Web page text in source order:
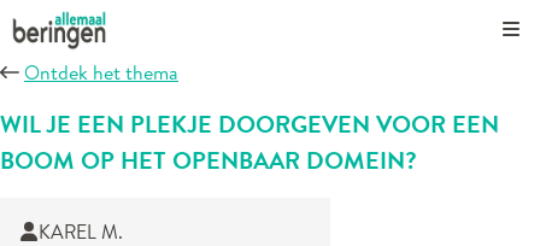
Ontdek het thema
WIL JE EEN PLEKJE DOORGEVEN VOOR EEN
BOOM OP HET OPENBAAR DOMEIN?
KAREL M.